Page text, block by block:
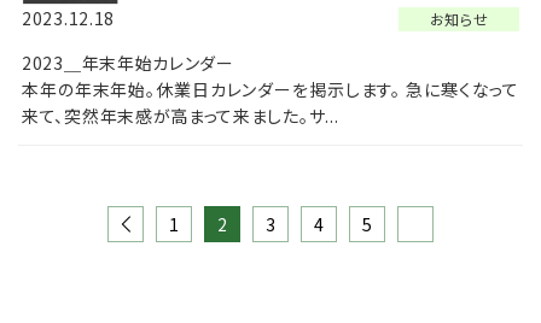
お知らせ
2023.12.18
2023＿年末年始カレンダー
本年の年末年始。休業日カレンダーを掲示します。 急に寒くなって
来て、突然年末感が高まって来ました。サ...
1 2 3 4 5